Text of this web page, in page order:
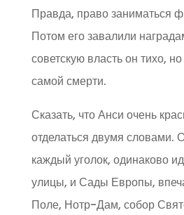
Правда, право заниматься
Потом его завалили
советскую власть он тихо,
самой смерти.
Сказать, что Анси очень
отделаться двумя словами.
каждый уголок, одинаково
улицы, и Сады Европы,
Поле, Нотр-Дам, собор